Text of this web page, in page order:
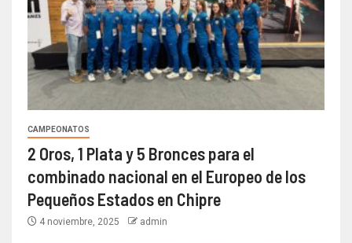
CAMPEONATOS
2 Oros, 1 Plata y 5 Bronces para el
combinado nacional en el Europeo de los
Pequeños Estados en Chipre
4 noviembre, 2025 admin